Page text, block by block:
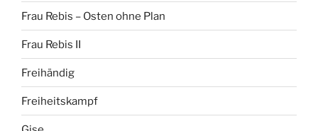
Frau Rebis – Osten ohne Plan
Frau Rebis II
Freihändig
Freiheitskampf